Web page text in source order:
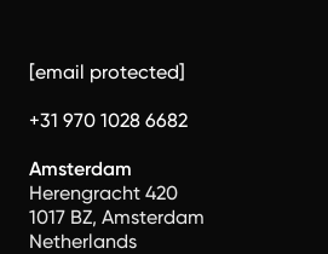
[email protected]
+31 970 1028 6682
Amsterdam
Herengracht 420
1017 BZ, Amsterdam
Netherlands